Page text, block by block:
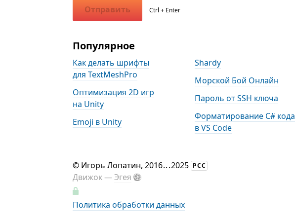
Отправить Ctrl + Enter
Популярное
Как делать шрифты
для TextMeshPro
Оптимизация 2D игр
на Unity
Emoji в Unity
Shardy
Морской Бой Онлайн
Пароль от SSH ключа
Форматирование С# кода
в VS Code
© Игорь Лопатин, 2016...2025 РСС
Движок —Эгея
Политика обработки данных